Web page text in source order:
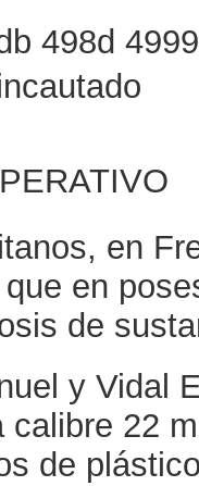
en
en
de
y Vidal
calibre 22
de